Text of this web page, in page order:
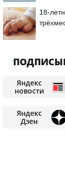
18-
Яндекс
новости
Яндекс
Дзен